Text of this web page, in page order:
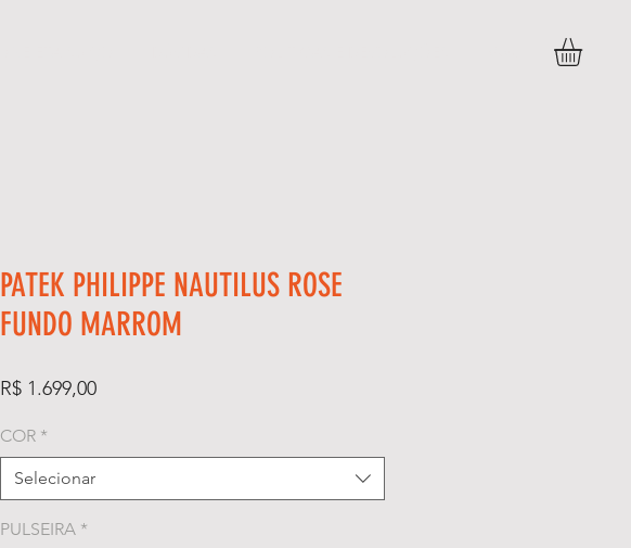
PATEK PHILIPPE NAUTILUS ROSE
FUNDO MARROM
R$ 1.699,00Preço
COR *
Selecionar
PULSEIRA *